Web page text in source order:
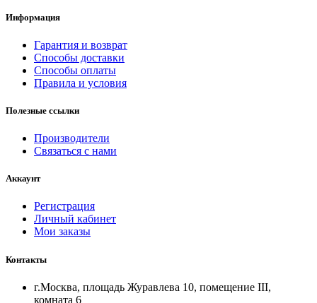
Информация
Гарантия и возврат
Способы доставки
Способы оплаты
Правила и условия
Полезные ссылки
Производители
Связаться с нами
Аккаунт
Регистрация
Личный кабинет
Мои заказы
Контакты
г.Москва, площадь Журавлева 10, помещение III,
комната 6